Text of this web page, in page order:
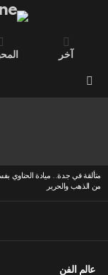
آخر
متألقة في جدة.. ميادة الحناوي
من الذهب والحرير
عالم الفن